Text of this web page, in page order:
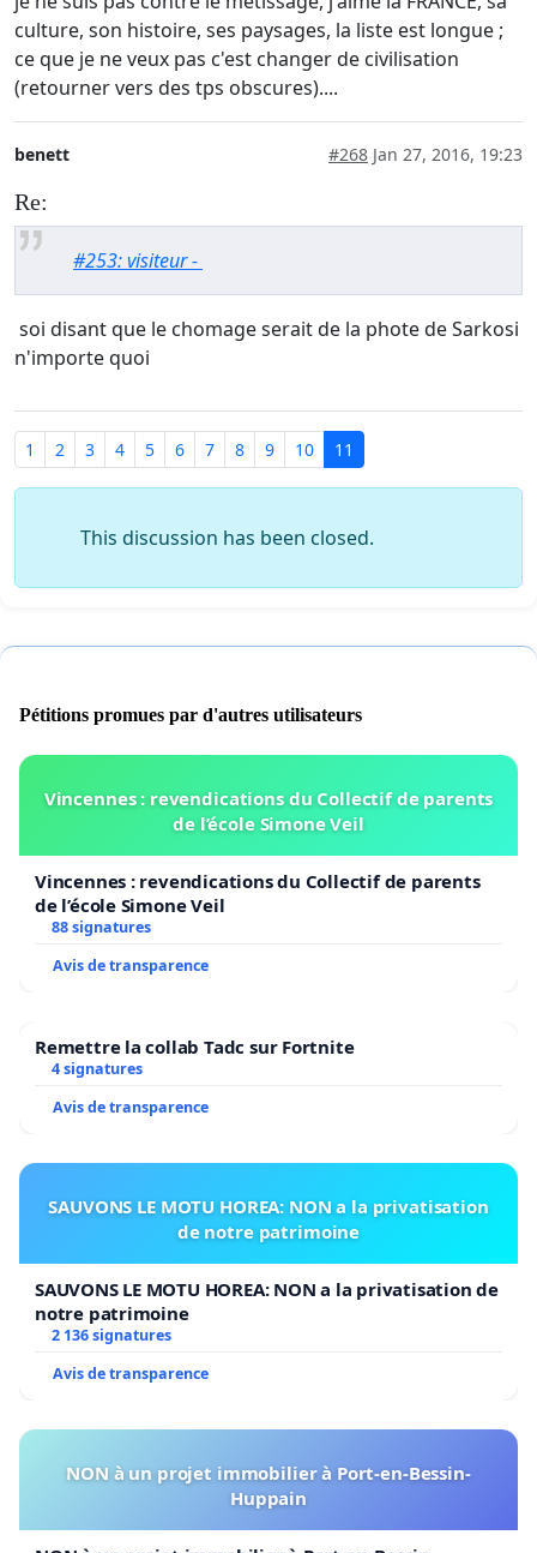
culture, son histoire, ses paysages, la liste est longue ;
ce que je ne veux pas c'est changer de civilisation
(retourner vers des tps obscures)....
benett #268 Jan 27, 2016, 19:23
Re:
#253: visiteur -
soi disant que le chomage serait de la phote de Sarkosi
n'importe quoi
1 2 3 4 5 6 7 8 9 10 11
This discussion has been closed.
Pétitions promues par d'autres utilisateurs
Vincennes : revendications du Collectif de parents
de l’école Simone Veil
Vincennes : revendications du Collectif de parents
de l’école Simone Veil
88 signatures
Avis de transparence
Remettre la collab Tadc sur Fortnite
4 signatures
Avis de transparence
SAUVONS LE MOTU HOREA: NON a la privatisation
de notre patrimoine
SAUVONS LE MOTU HOREA: NON a la privatisation de
notre patrimoine
2 136 signatures
Avis de transparence
NON à un projet immobilier à Port-en-Bessin-
Huppain